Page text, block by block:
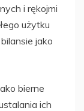
i rękojmi
użytku
jako
bierne
ich